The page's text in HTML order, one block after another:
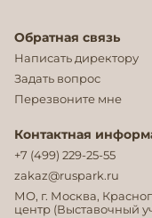
Обратная связь
Написать директору
Задать вопрос
Перезвоните мне
Контактная
+7 (499) 229-25-55
zakaz@ruspark.ru
МО, г. Москва,
центр (Выставочный